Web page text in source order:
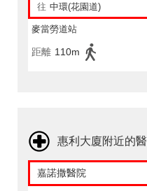
往 中環(花園道)
麥當勞道站
距離 110m
惠利大廈附近的
嘉諾撒醫院